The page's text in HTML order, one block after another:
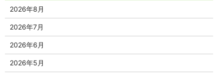
2026年8月
2026年7月
2026年6月
2026年5月